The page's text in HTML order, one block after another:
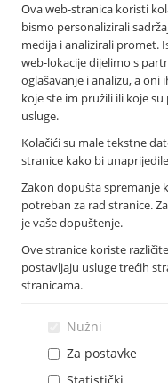
O nama
Osnovni podaci
Podružnice i
Bankomati
Financijska izvješća
Novosti
Imex banka d.d.
Tolstojeva 6, 21 000 Split
F: +385 021 345 588
info@imexbanka.hr
Info telefon
072 24 24 23
Ova web-stranica koristi
bismo personalizirali
medija i analizirali promet.
web-lokacije dijelimo s
oglašavanje i analizu, a
koje ste im pružili ili koje
usluge.
Kolačići su male tekstne
stranice kako bi
Zakon dopušta spremanje
potreban za rad stranice.
je vaše dopuštenje.
Ove stranice koriste
postavljaju usluge trećih
stranicama.
Nužni
Za postavke